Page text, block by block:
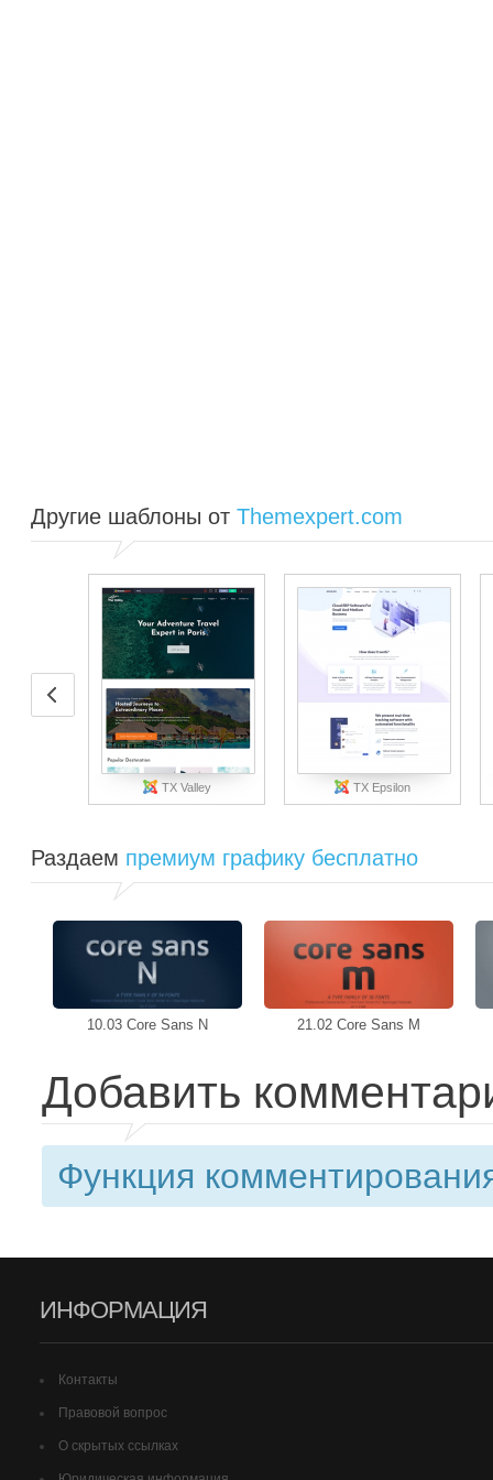
Другие шаблоны от Themexpert.com
TX Valley TX Epsilon
Раздаем премиум графику бесплатно
10.03 Core Sans N 21.02 Core Sans M
Добавить
Функция
ИНФОРМАЦИЯ
Контакты
Правовой вопрос
О скрытых ссылках